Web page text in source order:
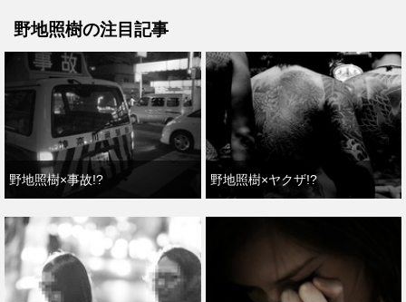
野地照樹の注目記事
野地照樹×事故!? 野地照樹×ヤクザ!?